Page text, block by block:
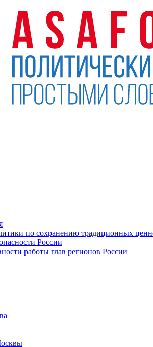
по сохранению традиционных
России
работы глав регионов России